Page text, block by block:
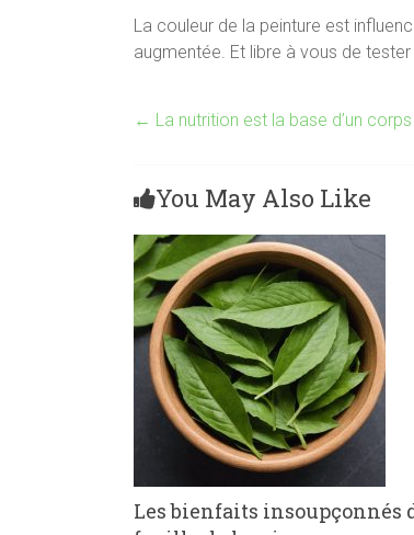
La couleur de la peinture est
augmentée. Et libre à vous de
← La nutrition est la base d’un
You May Also Like
Les bienfaits insoupçonnés